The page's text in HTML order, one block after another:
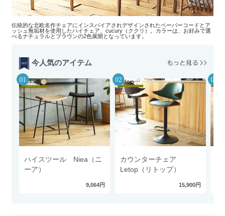
伝統的な北欧名作チェアにインスパイアされデザインされたペーパーコードとア
ッシュ無垢材を使用したハイチェア、cucury（ククリ）。カラーは、お好みで選
べるナチュラルとブラウンの2色展開となっています。
今人気のアイテム
ハイスツール Niea（ニ
ーア）
9,064円
カウンターチェア
Letop（リトップ）
15,900円